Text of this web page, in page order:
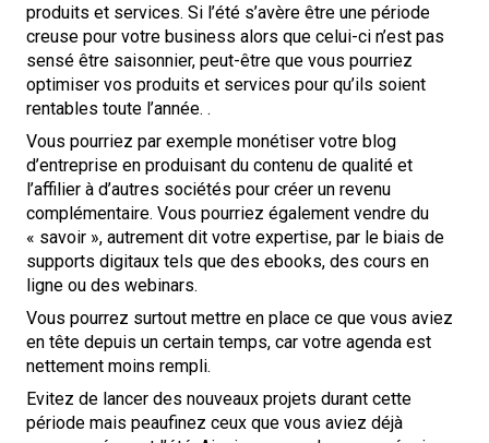
produits et services. Si l’été s’avère être une période
creuse pour votre business alors que celui-ci n’est pas
sensé être saisonnier, peut-être que vous pourriez
optimiser vos produits et services pour qu’ils soient
rentables toute l’année. .
Vous pourriez par exemple monétiser votre blog
d’entreprise en produisant du contenu de qualité et
l’affilier à d’autres sociétés pour créer un revenu
complémentaire. Vous pourriez également vendre du
« savoir », autrement dit votre expertise, par le biais de
supports digitaux tels que des ebooks, des cours en
ligne ou des webinars.
Vous pourrez surtout mettre en place ce que vous aviez
en tête depuis un certain temps, car votre agenda est
nettement moins rempli.
Evitez de lancer des nouveaux projets durant cette
période mais peaufinez ceux que vous aviez déjà